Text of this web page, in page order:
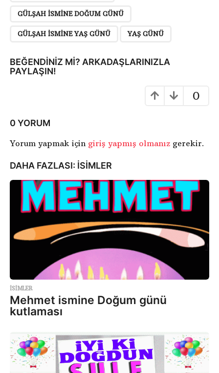
a
m
GÜLŞAH ISMINE DOĞUM GÜNÜ
GÜLŞAH ISMINE YAŞ GÜNÜ YAŞ GÜNÜ
BEĞENDINIZ MI? ARKADAŞLARINIZLA
PAYLAŞIN!
0
0 YORUM
Yorum yapmak için giriş yapmış olmanız gerekir.
DAHA FAZLASI: ISIMLER
ISIMLER
Mehmet ismine Doğum günü
kutlaması